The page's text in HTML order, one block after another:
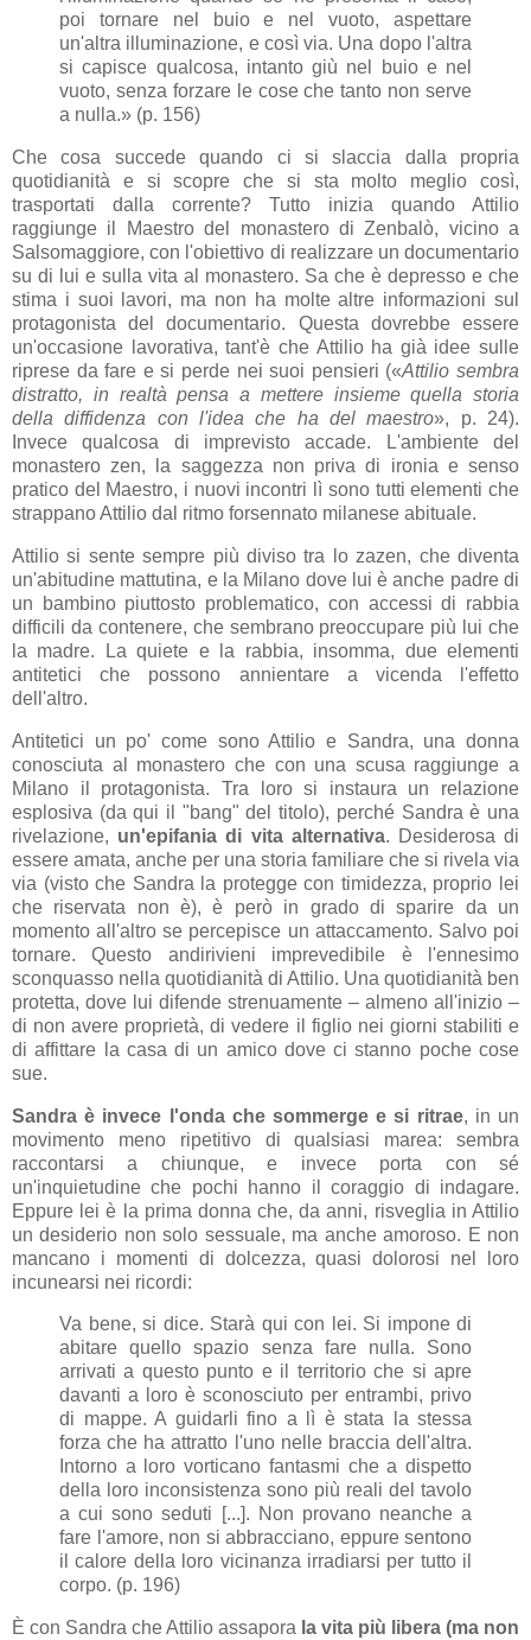
poi tornare nel buio e nel vuoto, aspettare
un'altra illuminazione, e così via. Una dopo l'altra
si capisce qualcosa, intanto giù nel buio e nel
vuoto, senza forzare le cose che tanto non serve
a nulla.» (p. 156)
Che cosa succede quando ci si slaccia dalla propria
quotidianità e si scopre che si sta molto meglio così,
trasportati dalla corrente? Tutto inizia quando Attilio
raggiunge il Maestro del monastero di Zenbalò, vicino a
Salsomaggiore, con l'obiettivo di realizzare un documentario
su di lui e sulla vita al monastero. Sa che è depresso e che
stima i suoi lavori, ma non ha molte altre informazioni sul
protagonista del documentario. Questa dovrebbe essere
un'occasione lavorativa, tant'è che Attilio ha già idee sulle
riprese da fare e si perde nei suoi pensieri («Attilio sembra
distratto, in realtà pensa a mettere insieme quella storia
della diffidenza con l'idea che ha del maestro», p. 24).
Invece qualcosa di imprevisto accade. L'ambiente del
monastero zen, la saggezza non priva di ironia e senso
pratico del Maestro, i nuovi incontri lì sono tutti elementi che
strappano Attilio dal ritmo forsennato milanese abituale.
Attilio si sente sempre più diviso tra lo zazen, che diventa
un'abitudine mattutina, e la Milano dove lui è anche padre di
un bambino piuttosto problematico, con accessi di rabbia
difficili da contenere, che sembrano preoccupare più lui che
la madre. La quiete e la rabbia, insomma, due elementi
antitetici che possono annientare a vicenda l'effetto
dell'altro.
Antitetici un po' come sono Attilio e Sandra, una donna
conosciuta al monastero che con una scusa raggiunge a
Milano il protagonista. Tra loro si instaura un relazione
esplosiva (da qui il "bang" del titolo), perché Sandra è una
rivelazione, un'epifania di vita alternativa. Desiderosa di
essere amata, anche per una storia familiare che si rivela via
via (visto che Sandra la protegge con timidezza, proprio lei
che riservata non è), è però in grado di sparire da un
momento all'altro se percepisce un attaccamento. Salvo poi
tornare. Questo andirivieni imprevedibile è l'ennesimo
sconquasso nella quotidianità di Attilio. Una quotidianità ben
protetta, dove lui difende strenuamente – almeno all'inizio –
di non avere proprietà, di vedere il figlio nei giorni stabiliti e
di affittare la casa di un amico dove ci stanno poche cose
sue.
Sandra è invece l'onda che sommerge e si ritrae, in un
movimento meno ripetitivo di qualsiasi marea: sembra
raccontarsi a chiunque, e invece porta con sé
un'inquietudine che pochi hanno il coraggio di indagare.
Eppure lei è la prima donna che, da anni, risveglia in Attilio
un desiderio non solo sessuale, ma anche amoroso. E non
mancano i momenti di dolcezza, quasi dolorosi nel loro
incunearsi nei ricordi:
Va bene, si dice. Starà qui con lei. Si impone di
abitare quello spazio senza fare nulla. Sono
arrivati a questo punto e il territorio che si apre
davanti a loro è sconosciuto per entrambi, privo
di mappe. A guidarli fino a lì è stata la stessa
forza che ha attratto l'uno nelle braccia dell'altra.
Intorno a loro vorticano fantasmi che a dispetto
della loro inconsistenza sono più reali del tavolo
a cui sono seduti [...]. Non provano neanche a
fare l'amore, non si abbracciano, eppure sentono
il calore della loro vicinanza irradiarsi per tutto il
corpo. (p. 196)
È con Sandra che Attilio assapora la vita più libera (ma non